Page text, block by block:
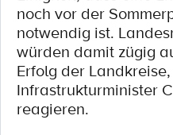
noch vor der
notwendig ist.
würden damit zügig
Erfolg der
Infrastrukturminister
reagieren.